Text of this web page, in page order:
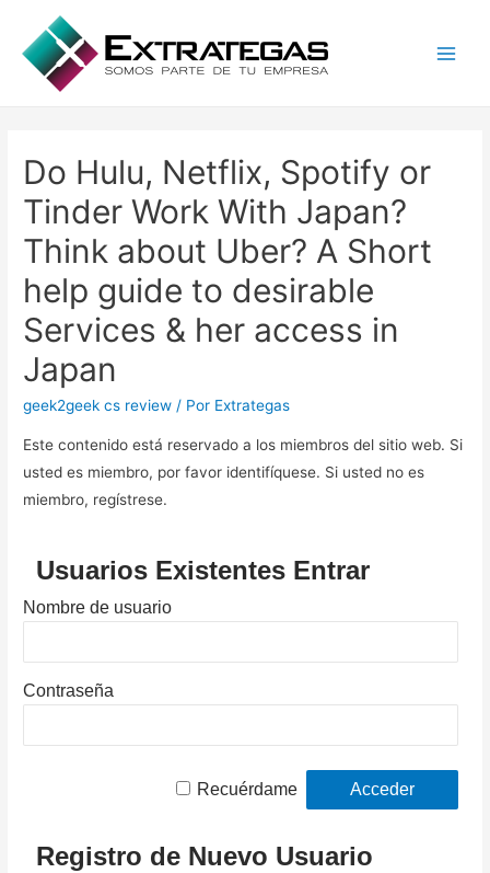
Do Hulu, Netflix, Spotify or
Tinder Work With Japan?
Think about Uber? A Short
help guide to desirable
Services & her access in
Japan
geek2geek cs review / Por Extrategas
Este contenido está reservado a los miembros del sitio web. Si
usted es miembro, por favor identifíquese. Si usted no es
miembro, regístrese.
Usuarios Existentes Entrar
Nombre de usuario
Contraseña
Recuérdame
Registro de Nuevo Usuario